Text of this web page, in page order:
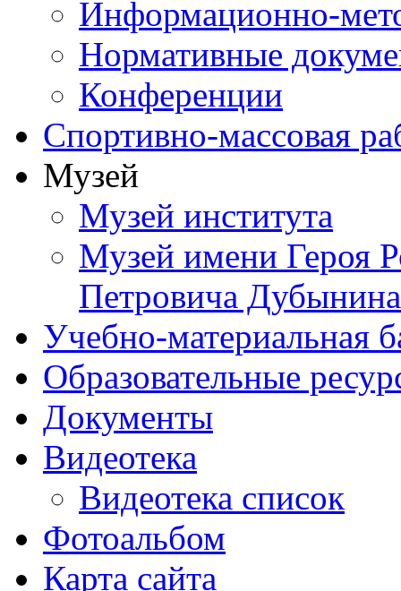
Информационно-
Нормативные
Конференции
Спортивно-массовая
Музей
Музей института
Музей имени Героя
Петровича Дубынина
Учебно-материальная
Образовательные
Документы
Видеотека
Видеотека список
Фотоальбом
Карта сайта